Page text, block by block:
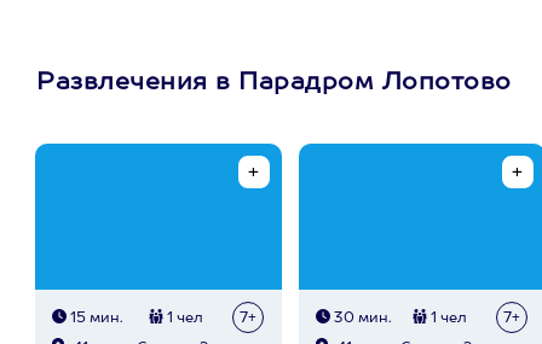
Развлечения в Парадром Лопотово
15 мин. 1 чел 7+ 30 мин. 1 чел 7+